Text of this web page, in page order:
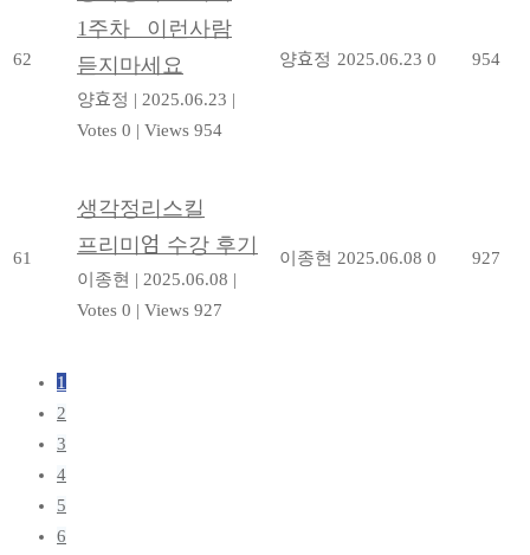
62
1주차_ 이런사람
듣지마세요
양효정 | 2025.06.23 |
Votes 0 | Views 954
양효정 2025.06.23 0 954
61
생각정리스킬
프리미엄 수강 후기
이종현 | 2025.06.08 |
Votes 0 | Views 927
이종현 2025.06.08 0 927
1
2
3
4
5
6